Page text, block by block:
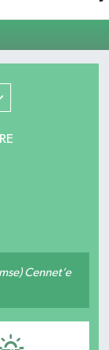
Cennet’e